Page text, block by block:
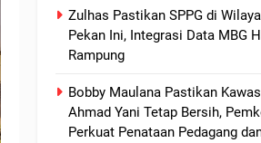
Zulhas Pastikan SPPG di
Pekan Ini, Integrasi Data MBG
Rampung
Bobby Maulana Pastikan
Ahmad Yani Tetap Bersih,
Perkuat Penataan Pedagang